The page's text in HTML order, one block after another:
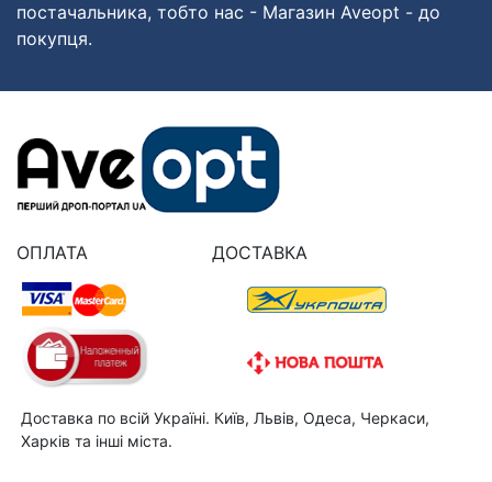
постачальника, тобто нас - Магазин Aveopt - до
покупця.
ОПЛАТА ДОСТАВКА
Доставка по всій Україні. Київ, Львів, Одеса, Черкаси,
Харків та інші міста.